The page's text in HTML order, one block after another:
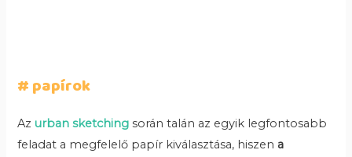
# papírok
Az urban sketching során talán az egyik legfontosabb
feladat a megfelelő papír kiválasztása, hiszen a